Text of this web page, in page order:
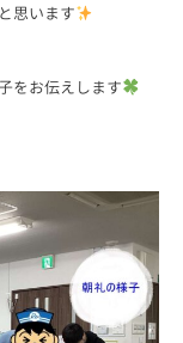
思います
をお伝えします